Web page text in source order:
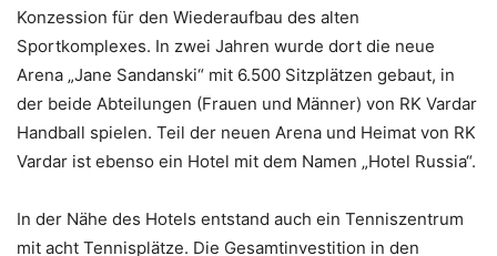
Konzession für den Wiederaufbau des alten
Sportkomplexes. In zwei Jahren wurde dort die neue
Arena „Jane Sandanski“ mit 6.500 Sitzplätzen gebaut, in
der beide Abteilungen (Frauen und Männer) von RK Vardar
Handball spielen. Teil der neuen Arena und Heimat von RK
Vardar ist ebenso ein Hotel mit dem Namen „Hotel Russia“.
In der Nähe des Hotels entstand auch ein Tenniszentrum
mit acht Tennisplätze. Die Gesamtinvestition in den